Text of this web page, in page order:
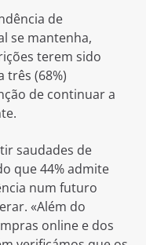
de
se mantenha,
terem sido
três (68%)
de continuar a
saudades de
que 44% admite
num futuro
«Além do
online e dos